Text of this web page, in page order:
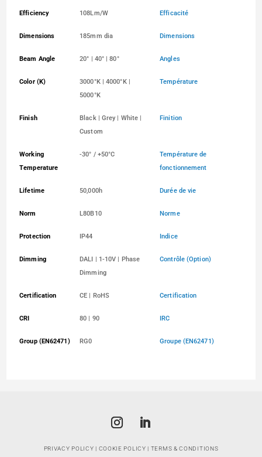
Efficiency 108Lm/W Efficacité
Dimensions 185mm dia Dimensions
Beam Angle 20° | 40° | 80° Angles
Color (K)
3000°K | 4000°K |
5000°K
Température
Finish
Black | Grey | White |
Custom
Finition
Working
Temperature
-30° / +50°C
Température de
fonctionnement
Lifetime 50,000h Durée de vie
Norm L80B10 Norme
Protection IP44 Indice
Dimming
DALI | 1-10V | Phase
Dimming
Contrôle (Option)
Certification CE | RoHS Certification
CRI 80 | 90 IRC
Group (EN62471) RG0 Groupe (EN62471)
PRIVACY POLICY | COOKIE POLICY | TERMS & CONDITIONS